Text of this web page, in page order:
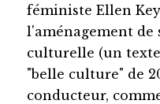
féministe Ellen
l'aménagement
culturelle (un
"belle culture" de
conducteur,